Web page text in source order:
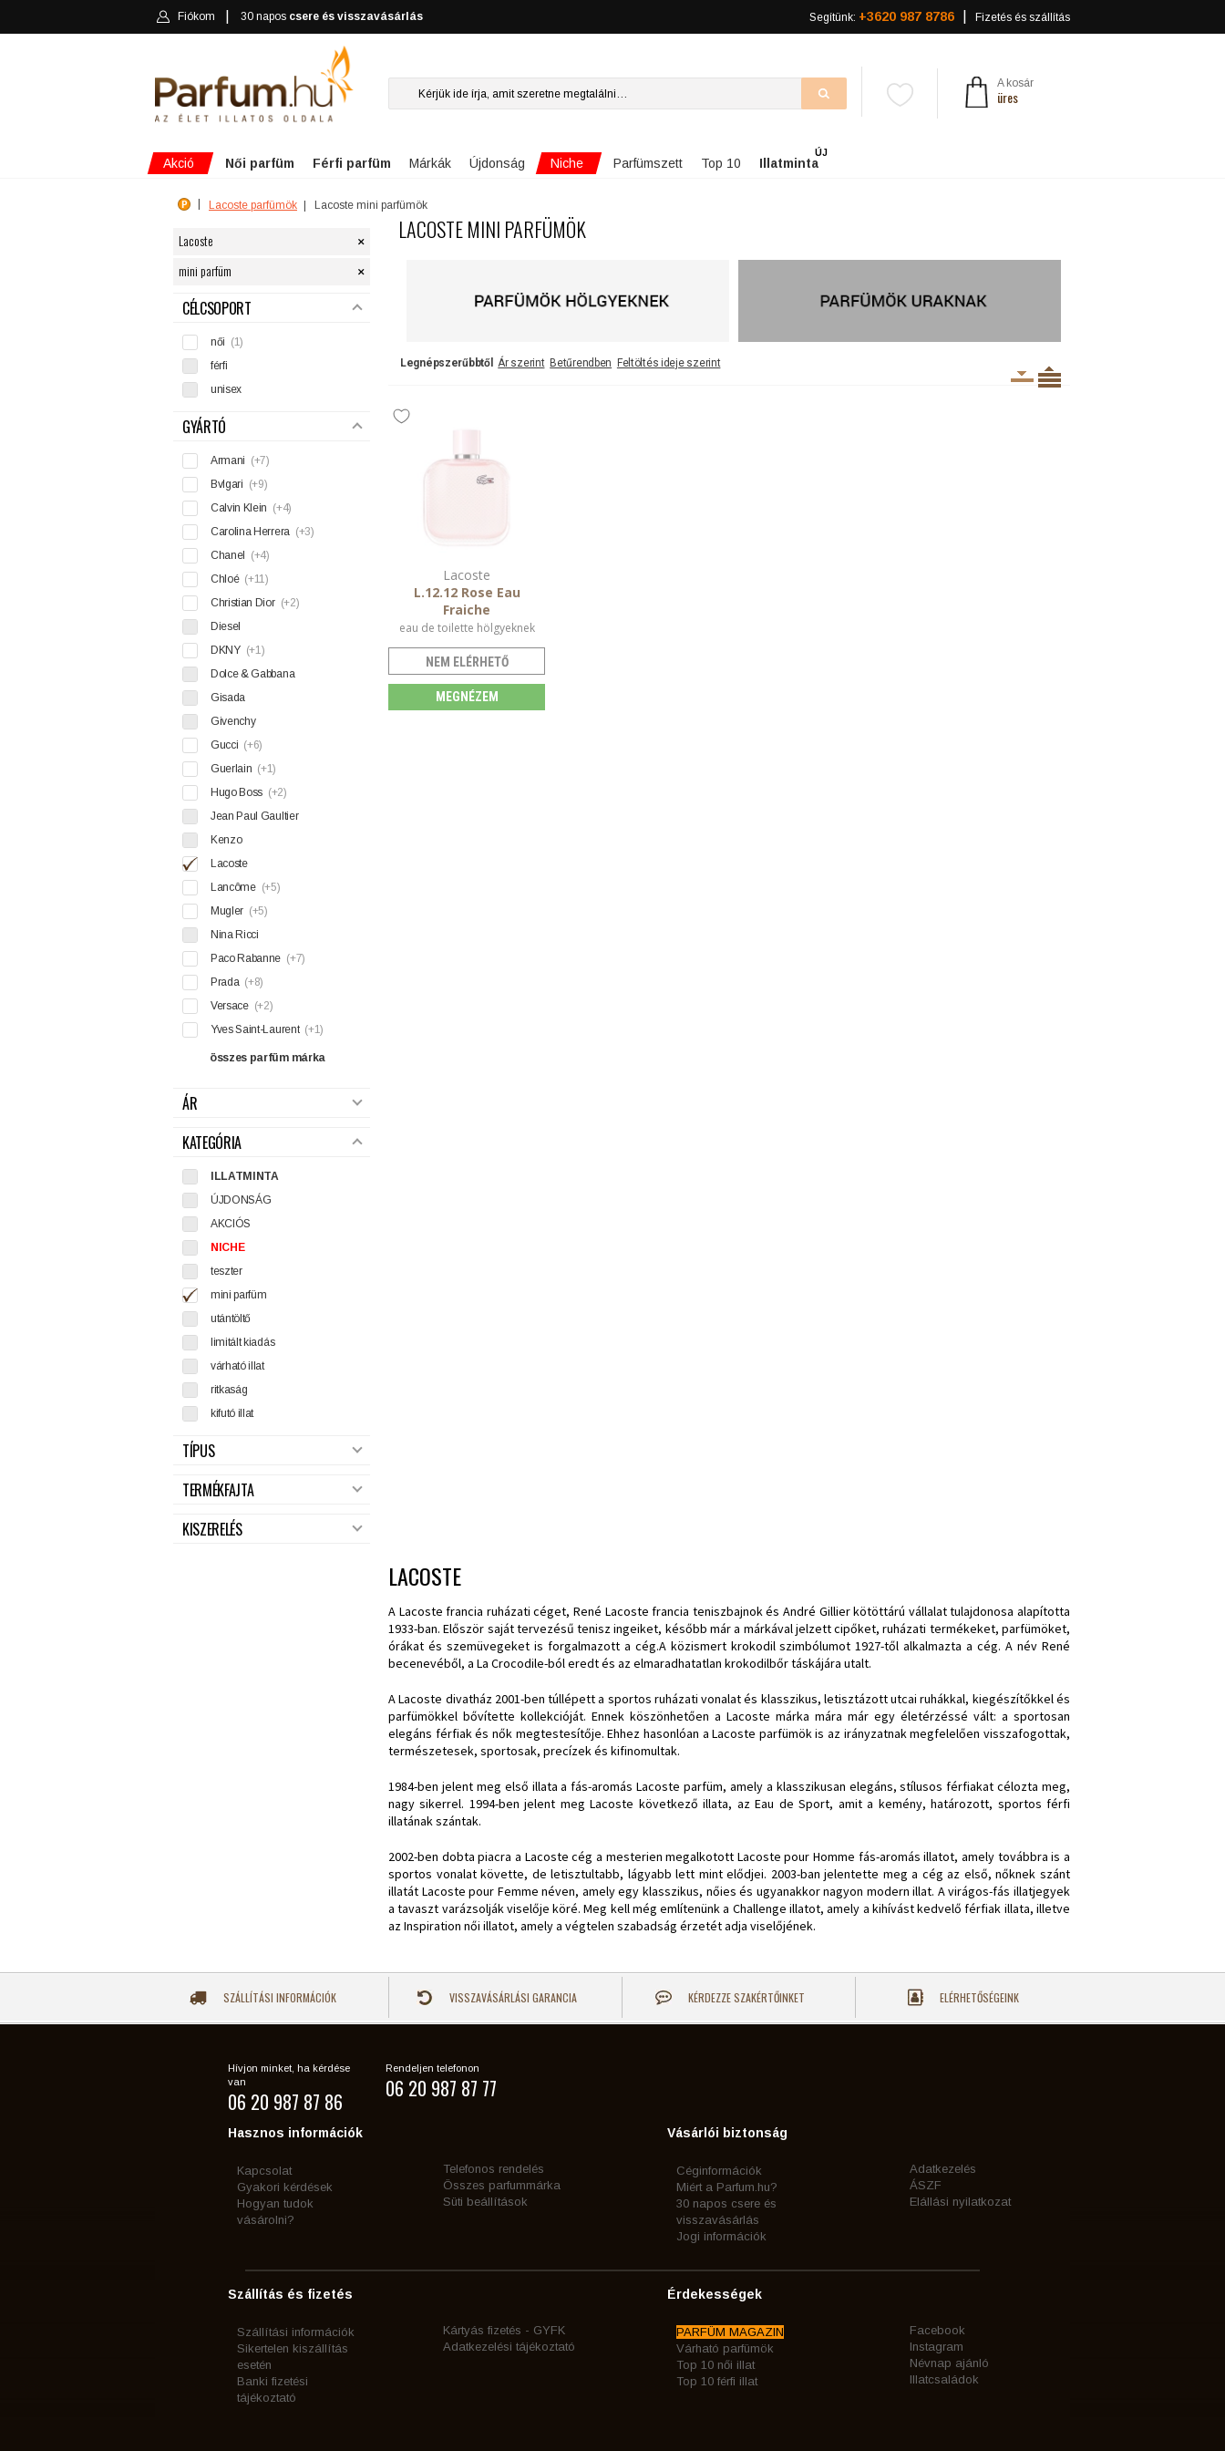
Fiókom 30 napos csere és visszavásárlás Segítünk: +3620 987 8786 Fizetés és szállítás
A kosár
üres
Akció Női parfüm Férfi parfüm Márkák Újdonság Niche Parfümszett Top 10 Illatminta
ÚJ
Lacoste parfümök Lacoste mini parfümök
Lacoste ×
mini parfüm ×
SZŰRÉS
CÉLCSOPORT
női (1)
férfi
unisex
GYÁRTÓ
Armani (+7)
Bvlgari (+9)
Calvin Klein (+4)
Carolina Herrera (+3)
Chanel
(+4)
Chloé (+11)
Christian Dior (+2)
Diesel
DKNY (+1)
Dolce & Gabbana
Gisada
Givenchy
Gucci (+6)
Guerlain (+1)
Hugo Boss (+2)
Jean Paul Gaultier
Kenzo
Lacoste
Lancôme (+5)
Mugler (+5)
Nina Ricci
Paco Rabanne (+7)
Prada (+8)
Versace (+2)
Yves Saint-Laurent (+1)
összes parfüm márka
ÁR
KATEGÓRIA
ILLATMINTA
ÚJDONSÁG
AKCIÓS
NICHE
teszter
mini parfüm
utántöltő
limitált kiadás
várható illat
ritkaság
kifutó illat
TÍPUS
TERMÉKFAJTA
KISZERELÉS
LACOSTE MINI PARFÜMÖK
Legnépszerűbbtől Ár szerint Betűrendben Feltöltés ideje szerint
Lacoste
L.12.12 Rose Eau
Fraiche
eau de toilette hölgyeknek
NEM ELÉRHETŐ
MEGNÉZEM
LACOSTE
A Lacoste francia ruházati céget, René Lacoste francia teniszbajnok és André Gillier kötöttárú vállalat tulajdonosa alapította
1933-ban. Először saját tervezésű tenisz ingeiket, később már a márkával jelzett cipőket, ruházati termékeket, parfümöket,
órákat és szemüvegeket is forgalmazott a cég.A közismert krokodil szimbólumot 1927-től alkalmazta a cég. A név René
becenevéből, a La Crocodile-ból eredt és az elmaradhatatlan krokodilbőr táskájára utalt.
A Lacoste divatház 2001-ben túllépett a sportos ruházati vonalat és klasszikus, letisztázott utcai ruhákkal, kiegészítőkkel és
parfümökkel bővítette kollekcióját. Ennek köszönhetően a Lacoste márka mára már egy életérzéssé vált: a sportosan
elegáns férfiak és nők megtestesítője. Ehhez hasonlóan a Lacoste parfümök is az irányzatnak megfelelően visszafogottak,
természetesek, sportosak, precízek és kifinomultak.
1984-ben jelent meg első illata a fás-aromás Lacoste parfüm, amely a klasszikusan elegáns, stílusos férfiakat célozta meg,
nagy sikerrel. 1994-ben jelent meg Lacoste következő illata, az Eau de Sport, amit a kemény, határozott, sportos férfi
illatának szántak.
2002-ben dobta piacra a Lacoste cég a mesterien megalkotott Lacoste pour Homme fás-aromás illatot, amely továbbra is a
sportos vonalat követte, de letisztultabb, lágyabb lett mint elődjei. 2003-ban jelentette meg a cég az első, nőknek szánt
illatát Lacoste pour Femme néven, amely egy klasszikus, nőies és ugyanakkor nagyon modern illat. A virágos-fás illatjegyek
a tavaszt varázsolják viselője köré. Meg kell még említenünk a Challenge illatot, amely a kihívást kedvelő férfiak illata, illetve
az Inspiration női illatot, amely a végtelen szabadság érzetét adja viselőjének.
SZÁLLÍTÁSI INFORMÁCIÓK VISSZAVÁSÁRLÁSI GARANCIA KÉRDEZZE SZAKÉRTŐINKET ELÉRHETŐSÉGEINK
Hívjon minket, ha kérdése
van
06 20 987 87 86
Rendeljen telefonon
06 20 987 87 77
Hasznos információk
Kapcsolat
Gyakori kérdések
Hogyan tudok
vásárolni?
Telefonos rendelés
Összes parfummárka
Süti beállítások
Vásárlói biztonság
Céginformációk
Miért a Parfum.hu?
30 napos csere és
visszavásárlás
Jogi információk
Adatkezelés
ÁSZF
Elállási nyilatkozat
Szállítás és fizetés
Szállítási információk
Sikertelen kiszállítás
esetén
Banki fizetési
tájékoztató
Kártyás fizetés - GYFK
Adatkezelési tájékoztató
Érdekességek
PARFÜM MAGAZIN
Várható parfümök
Top 10 női illat
Top 10 férfi illat
Facebook
Instagram
Névnap ajánló
Illatcsaládok